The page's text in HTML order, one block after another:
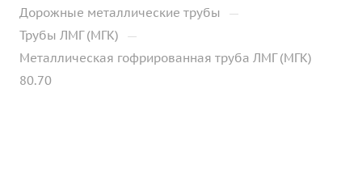
Дорожные металлические трубы —
Трубы ЛМГ (МГК) —
Металлическая гофрированная труба ЛМГ (МГК)
80.70